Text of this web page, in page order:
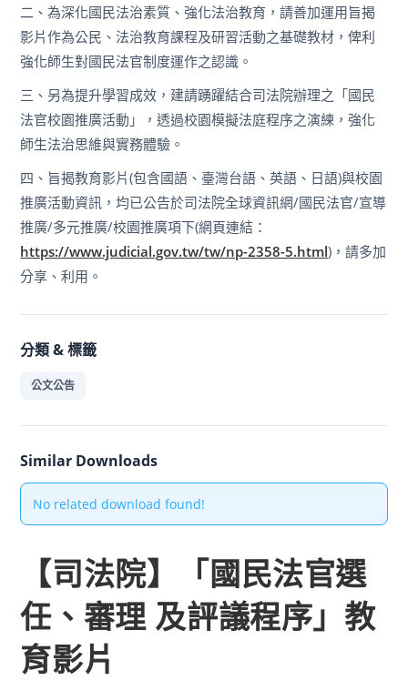
二、為深化國民法治素質、強化法治教育，請善加運用旨揭
影片作為公民、法治教育課程及研習活動之基礎教材，俾利
強化師生對國民法官制度運作之認識。
三、另為提升學習成效，建請踴躍結合司法院辦理之「國民
法官校園推廣活動」，透過校園模擬法庭程序之演練，強化
師生法治思維與實務體驗。
四、旨揭教育影片(包含國語、臺灣台語、英語、日語)與校園
推廣活動資訊，均已公告於司法院全球資訊網/國民法官/宣導
推廣/多元推廣/校園推廣項下(網頁連結：
https://www.judicial.gov.tw/tw/np-2358-5.html)，請多加
分享、利用。
分類 & 標籤
公文公告
Similar Downloads
No related download found!
【司法院】「國民法官選
任、審理 及評議程序」教
育影片